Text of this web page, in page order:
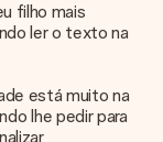
filho mais
ler o texto na
está muito na
lhe pedir para